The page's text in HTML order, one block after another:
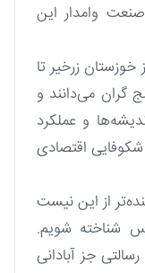
وامدار این
خوزستان زرخیر تا
گران می‌دانند و
و عملکرد
اقتصادی
از این نیست
شناخته شویم.
جز آبادانی